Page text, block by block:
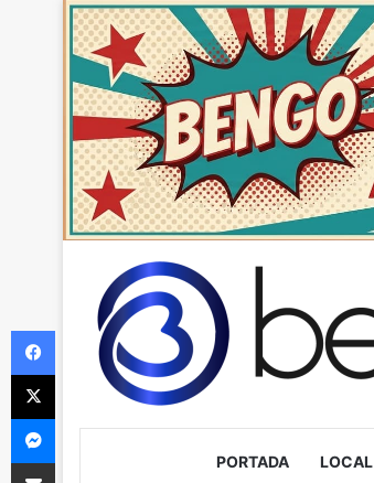
PORTADA LOCAL
Facebook
X
Messenger
Compartir via Email